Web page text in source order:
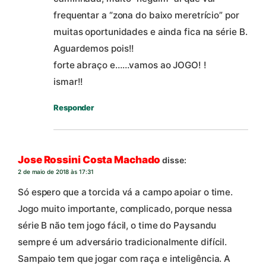
frequentar a “zona do baixo meretrício” por
muitas oportunidades e ainda fica na série B.
Aguardemos pois!!
forte abraço e……vamos ao JOGO! !
ismar!!
Responder
Jose Rossini Costa Machado disse:
2 de maio de 2018 às 17:31
Só espero que a torcida vá a campo apoiar o time.
Jogo muito importante, complicado, porque nessa
série B não tem jogo fácil, o time do Paysandu
sempre é um adversário tradicionalmente difícil.
Sampaio tem que jogar com raça e inteligência. A